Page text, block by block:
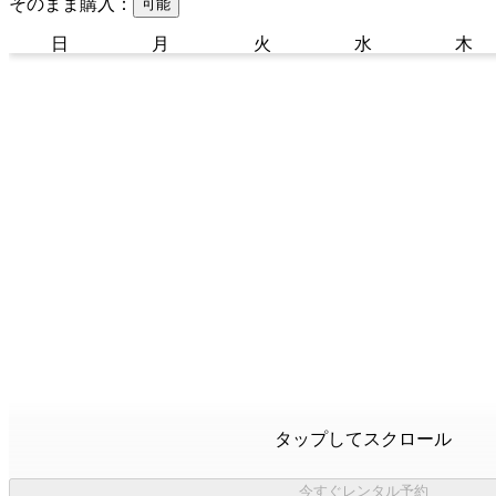
可能
日 月 火 水 木
タップしてスクロール
今すぐレンタル予約